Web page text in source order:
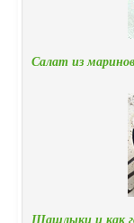
Салат из